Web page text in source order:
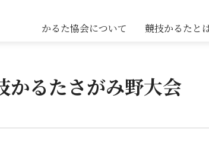
かるた協会について 競技かるたと
かるたさがみ野大会